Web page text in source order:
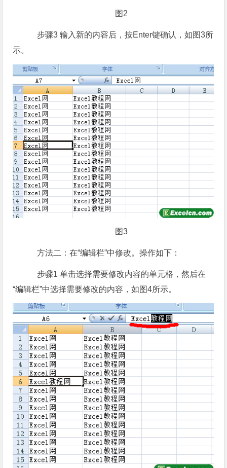
图2
步骤3 输入新的内容后，按Enter键确认，如图3所
示。
图3
方法二：在“编辑栏”中修改。操作如下：
步骤1 单击选择需要修改内容的单元格，然后在
“编辑栏”中选择需要修改的内容，如图4所示。